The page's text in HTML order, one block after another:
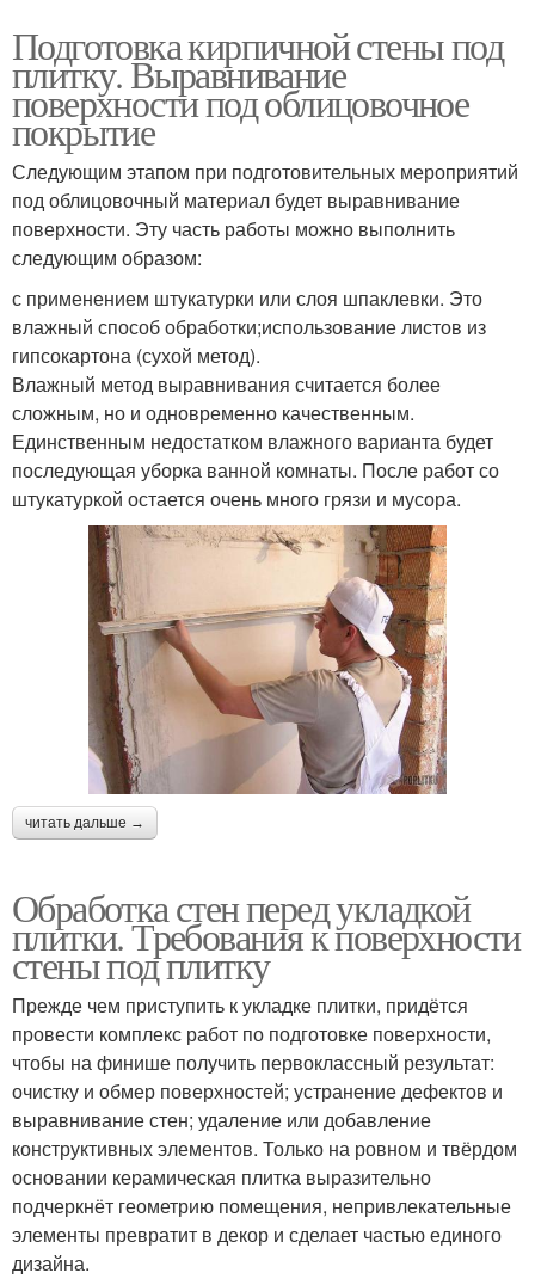
Подготовка кирпичной стены под
плитку. Выравнивание
поверхности под облицовочное
покрытие
Следующим этапом при подготовительных мероприятий
под облицовочный материал будет выравнивание
поверхности. Эту часть работы можно выполнить
следующим образом:
с применением штукатурки или слоя шпаклевки. Это
влажный способ обработки;использование листов из
гипсокартона (сухой метод).
Влажный метод выравнивания считается более
сложным, но и одновременно качественным.
Единственным недостатком влажного варианта будет
последующая уборка ванной комнаты. После работ со
штукатуркой остается очень много грязи и мусора.
читать дальше →
Обработка стен перед укладкой
плитки. Требования к поверхности
стены под плитку
Прежде чем приступить к укладке плитки, придётся
провести комплекс работ по подготовке поверхности,
чтобы на финише получить первоклассный результат:
очистку и обмер поверхностей; устранение дефектов и
выравнивание стен; удаление или добавление
конструктивных элементов. Только на ровном и твёрдом
основании керамическая плитка выразительно
подчеркнёт геометрию помещения, непривлекательные
элементы превратит в декор и сделает частью единого
дизайна.